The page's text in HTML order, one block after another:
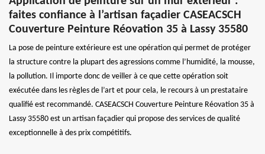
faites confiance à l’artisan façadier CASEACSCH
Couverture Peinture Réovation 35 à Lassy 35580
La pose de peinture extérieure est une opération qui permet de protéger
la structure contre la plupart des agressions comme l’humidité, la mousse,
la pollution. Il importe donc de veiller à ce que cette opération soit
exécutée dans les règles de l’art et pour cela, le recours à un prestataire
qualifié est recommandé. CASEACSCH Couverture Peinture Réovation 35 à
Lassy 35580 est un artisan façadier qui propose des services de qualité
exceptionnelle à des prix compétitifs.